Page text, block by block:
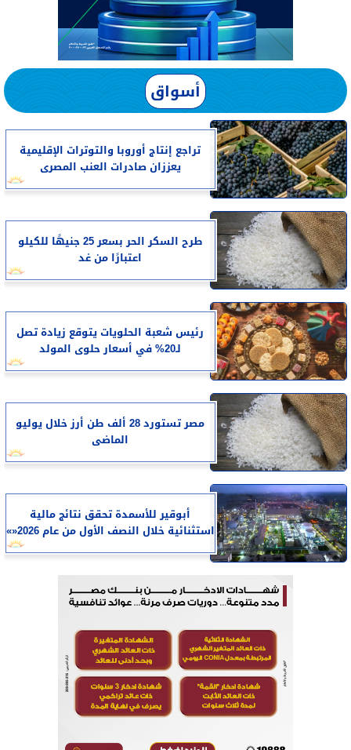
أسواق
تراجع إنتاج أوروبا والتوترات الإقليمية
يعززان صادرات العنب المصرى
طرح السكر الحر بسعر 25 جنيهًا للكيلو
اعتبارًا من غد
رئيس شعبة الحلويات يتوقع زيادة تصل
لـ20% في أسعار حلوى المولد
مصر تستورد 28 ألف طن أرز خلال يوليو
الماضى
أبوقير للأسمدة تحقق نتائج مالية
استثنائية خلال النصف الأول من عام 2026«»